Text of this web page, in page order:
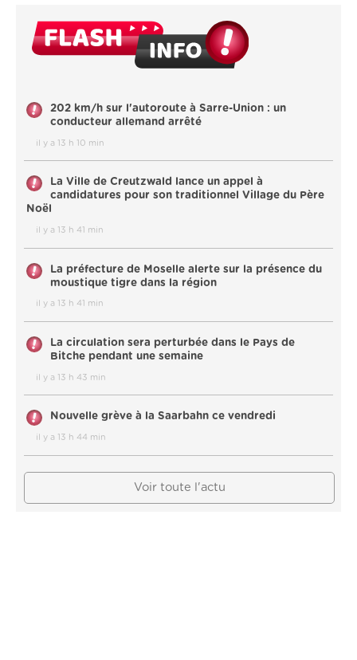
202 km/h sur l'autoroute à Sarre-Union : un
conducteur allemand arrêté
il y a 13 h 10 min
La Ville de Creutzwald lance un appel à
candidatures pour son traditionnel Village du Père
Noël
il y a 13 h 41 min
La préfecture de Moselle alerte sur la présence du
moustique tigre dans la région
il y a 13 h 41 min
La circulation sera perturbée dans le Pays de
Bitche pendant une semaine
il y a 13 h 43 min
Nouvelle grève à la Saarbahn ce vendredi
il y a 13 h 44 min
Voir toute l'actu